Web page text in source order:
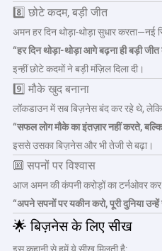
8️⃣ छोटे कदम, बड़ी जीत
अमन हर दिन थोड़ा-थोड़ा सुधार करता—नई
“हर दिन थोड़ा-थोड़ा आगे बढ़ना ही बड़ी जीत
इन्हीं छोटे कदमों ने बड़ी मंज़िल दिला दी।
9️⃣ मौके खुद बनाना
लॉकडाउन में सब बिज़नेस बंद कर रहे थे,
“सफल लोग मौके का इंतज़ार नहीं करते,
इससे उसका बिज़नेस और भी तेजी से बढ़ा।
🔟 सपनों पर विश्वास
आज अमन की कंपनी करोड़ों का टर्नओवर कर
“अपने सपनों पर यकीन करो, पूरी दुनिया
🌟 बिज़नेस के लिए सीख
इस कहानी से हमें ये सीख मिलती है: